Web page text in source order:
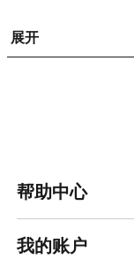
经典款ARC’TERYX
Covert抓绒夹克，
Stretch® Pro，带
最初为攀登打造，
夹克。版型和性
单独穿着时提供卓
展开
帮助中心
我的账户